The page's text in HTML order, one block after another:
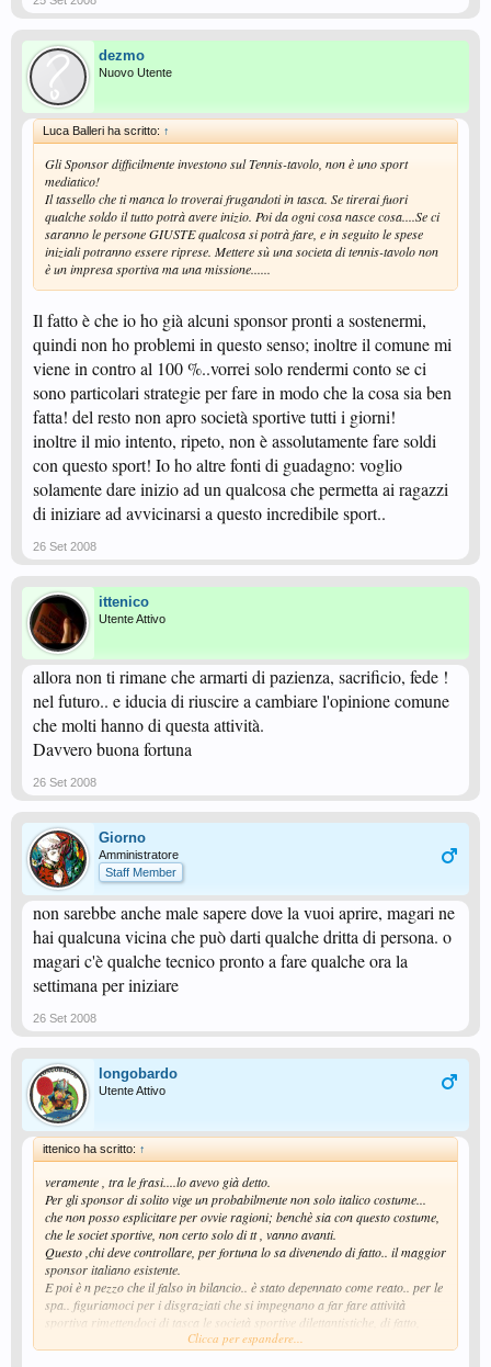
dezmo
Nuovo Utente
Luca Balleri ha scritto: ↑
Gli Sponsor difficilmente investono sul Tennis-tavolo, non è uno sport
mediatico!
Il tassello che ti manca lo troverai frugandoti in tasca. Se tirerai fuori
qualche soldo il tutto potrà avere inizio. Poi da ogni cosa nasce cosa....Se ci
saranno le persone GIUSTE qualcosa si potrà fare, e in seguito le spese
iniziali potranno essere riprese. Mettere sù una societa di tennis-tavolo non
è un impresa sportiva ma una missione......
Il fatto è che io ho già alcuni sponsor pronti a sostenermi,
quindi non ho problemi in questo senso; inoltre il comune mi
viene in contro al 100 %..vorrei solo rendermi conto se ci
sono particolari strategie per fare in modo che la cosa sia ben
fatta! del resto non apro società sportive tutti i giorni!
inoltre il mio intento, ripeto, non è assolutamente fare soldi
con questo sport! Io ho altre fonti di guadagno: voglio
solamente dare inizio ad un qualcosa che permetta ai ragazzi
di iniziare ad avvicinarsi a questo incredibile sport..
26 Set 2008
ittenico
Utente Attivo
allora non ti rimane che armarti di pazienza, sacrificio, fede !
nel futuro.. e iducia di riuscire a cambiare l'opinione comune
che molti hanno di questa attività.
Davvero buona fortuna
26 Set 2008
Giorno
Amministratore
Staff Member
non sarebbe anche male sapere dove la vuoi aprire, magari ne
hai qualcuna vicina che può darti qualche dritta di persona. o
magari c'è qualche tecnico pronto a fare qualche ora la
settimana per iniziare
26 Set 2008
longobardo
Utente Attivo
ittenico ha scritto: ↑
veramente , tra le frasi....lo avevo già detto.
Per gli sponsor di solito vige un probabilmente non solo italico costume...
che non posso esplicitare per ovvie ragioni; benchè sia con questo costume,
che le societ sportive, non certo solo di tt , vanno avanti.
Questo ,chi deve controllare, per fortuna lo sa divenendo di fatto.. il maggior
sponsor italiano esistente.
E poi è n pezzo che il falso in bilancio.. è stato depennato come reato.. per le
spa.. figuriamoci per i disgraziati che si impegnano a far fare attività
sportiva rimettendoci di tasca le società sportive dilettantistiche, di fatto,
sono tenue a tenere un libro contabile...(per eventuali.. controlli..) ma non a
Clicca per espandere...